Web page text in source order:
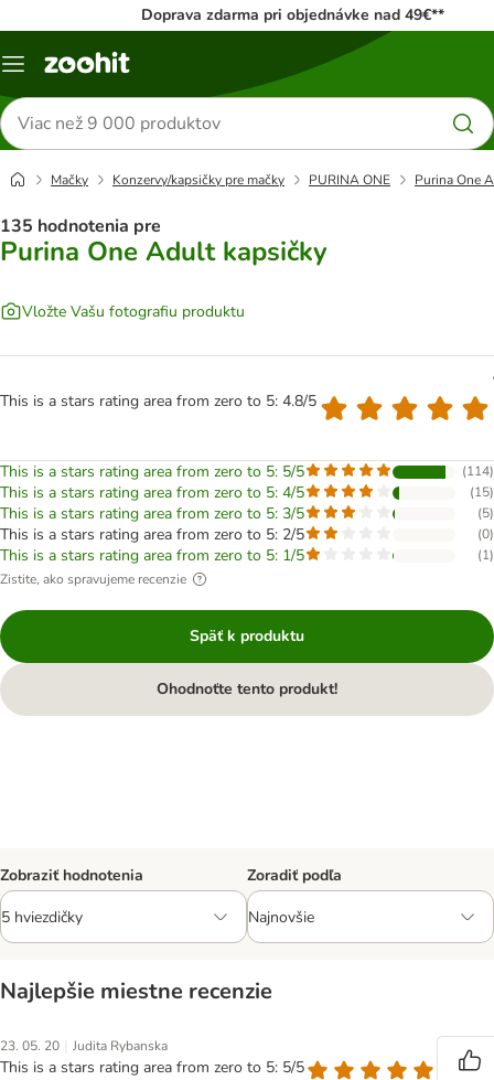
Doprava zdarma pri objednávke nad 49€**
Kategórie
Hľadať
produkty
Mačky Konzervy/kapsičky pre mačky PURINA ONE Purina One
135 hodnotenia pre
Purina One Adult kapsičky
Vložte Vašu fotografiu produktu
This is a stars rating area from zero to 5: 4.8/5
This is a stars rating area from zero to 5: 5/5 (114)
This is a stars rating area from zero to 5: 4/5 (15)
This is a stars rating area from zero to 5: 3/5 (5)
This is a stars rating area from zero to 5: 2/5 (0)
This is a stars rating area from zero to 5: 1/5 (1)
Zistite, ako spravujeme recenzie
Späť k produktu
Ohodnoťte tento produkt!
Zobraziť hodnotenia Zoradiť podľa
Najlepšie miestne recenzie
23. 05. 20 | Judita Rybanska
This is a stars rating area from zero to 5: 5/5